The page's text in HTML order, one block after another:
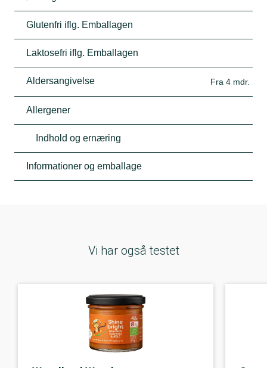
Glutenfri iflg. Emballagen
Laktosefri iflg. Emballagen
Aldersangivelse Fra 4 mdr.
Allergener
Indhold og ernæring
Informationer og emballage
Vi har også testet